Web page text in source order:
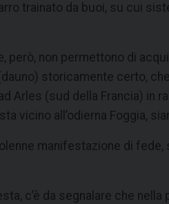
trainato da buoi, su cui
però, non permettono di
storicamente certo,
Arles (sud della Francia)
vicino all’odierna Foggia,
manifestazione di
c’è da segnalare che